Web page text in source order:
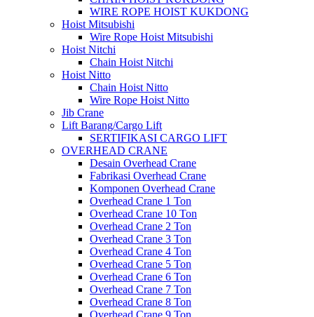
WIRE ROPE HOIST KUKDONG
Hoist Mitsubishi
Wire Rope Hoist Mitsubishi
Hoist Nitchi
Chain Hoist Nitchi
Hoist Nitto
Chain Hoist Nitto
Wire Rope Hoist Nitto
Jib Crane
Lift Barang/Cargo Lift
SERTIFIKASI CARGO LIFT
OVERHEAD CRANE
Desain Overhead Crane
Fabrikasi Overhead Crane
Komponen Overhead Crane
Overhead Crane 1 Ton
Overhead Crane 10 Ton
Overhead Crane 2 Ton
Overhead Crane 3 Ton
Overhead Crane 4 Ton
Overhead Crane 5 Ton
Overhead Crane 6 Ton
Overhead Crane 7 Ton
Overhead Crane 8 Ton
Overhead Crane 9 Ton